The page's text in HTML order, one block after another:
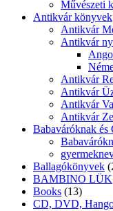
Művészeti
Antikvár könyvek
Antikvár
Antikvár
Antikvár
Antikvár
Antikvár
Antikvár
Babaváróknak és
Ballagókönyvek
BAMBINO LÜK
Books (13)
CD, DVD,